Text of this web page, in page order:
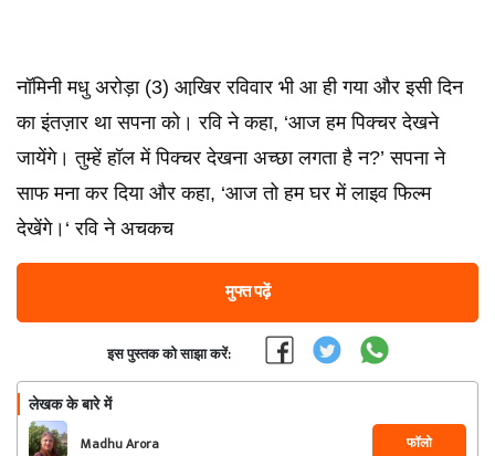
नॉमिनी मधु अरोड़ा (3) आखि़र रविवार भी आ ही गया और इसी दिन
का इंतज़ार था सपना को। रवि ने कहा, ‘आज हम पिक्‍चर देखने
जायेंगे। तुम्‍हें हॉल में पिक्‍चर देखना अच्‍छा लगता है न?’ सपना ने
साफ मना कर दिया और कहा, ‘आज तो हम घर में लाइव फिल्‍म
देखेंगे।‘ रवि ने अचकच
मुफ्त पढ़ें
इस पुस्तक को साझा करें:
लेखक के बारे में
Madhu Arora फॉलो